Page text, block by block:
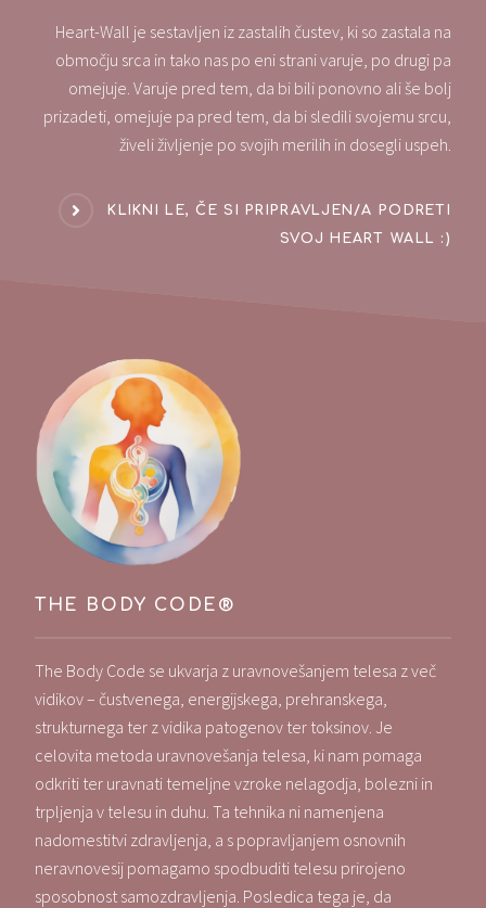
Heart-Wall je sestavljen iz zastalih čustev, ki so zastala na
območju srca in tako nas po eni strani varuje, po drugi pa
omejuje. Varuje pred tem, da bi bili ponovno ali še bolj
prizadeti, omejuje pa pred tem, da bi sledili svojemu srcu,
živeli življenje po svojih merilih in dosegli uspeh.
KLIKNI LE, ČE SI PRIPRAVLJEN/A PODRETI
SVOJ HEART WALL :)
THE BODY CODE®
The Body Code se ukvarja z uravnovešanjem telesa z več
vidikov – čustvenega, energijskega, prehranskega,
strukturnega ter z vidika patogenov ter toksinov. Je
celovita metoda uravnovešanja telesa, ki nam pomaga
odkriti ter uravnati temeljne vzroke nelagodja, bolezni in
trpljenja v telesu in duhu. Ta tehnika ni namenjena
nadomestitvi zdravljenja, a s popravljanjem osnovnih
neravnovesij pomagamo spodbuditi telesu prirojeno
sposobnost samozdravljenja. Posledica tega je, da